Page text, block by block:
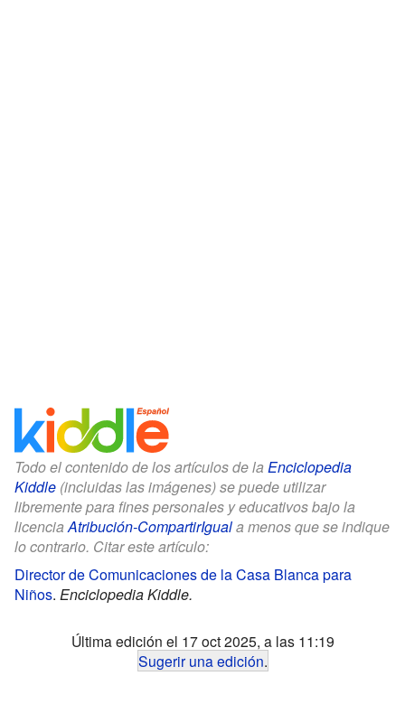
Todo el contenido de los artículos de la Enciclopedia
Kiddle (incluidas las imágenes) se puede utilizar
libremente para fines personales y educativos bajo la
licenciaAtribución-CompartirIguala menos que se indique
lo contrario. Citar este artículo:
Director de Comunicaciones de la Casa Blanca para
Niños. Enciclopedia Kiddle.
Última edición el 17 oct 2025, a las 11:19
Sugerir una edición.